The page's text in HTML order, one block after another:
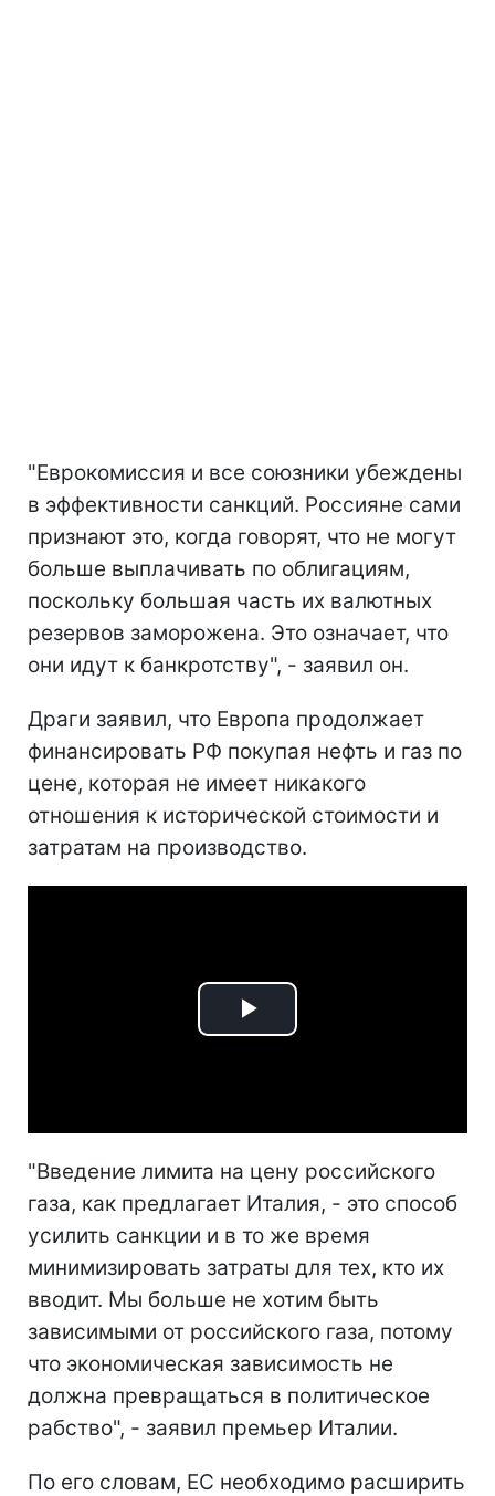
"Еврокомиссия и все союзники убеждены
в эффективности санкций. Россияне сами
признают это, когда говорят, что не могут
больше выплачивать по облигациям,
поскольку большая часть их валютных
резервов заморожена. Это означает, что
они идут к банкротству", - заявил он.
Драги заявил, что Европа продолжает
финансировать РФ покупая нефть и газ по
цене, которая не имеет никакого
отношения к исторической стоимости и
затратам на производство.
Play
"Введение лимита на цену российского
газа, как предлагает Италия, - это способ
усилить санкции и в то же время
минимизировать затраты для тех, кто их
вводит. Мы больше не хотим быть
зависимыми от российского газа, потому
что экономическая зависимость не
должна превращаться в политическое
рабство", - заявил премьер Италии.
По его словам, ЕС необходимо расширить